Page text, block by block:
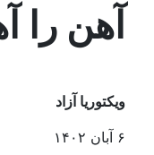
آهن را
ویکتوریا آزاد
۶ آبان ۱۴۰۲